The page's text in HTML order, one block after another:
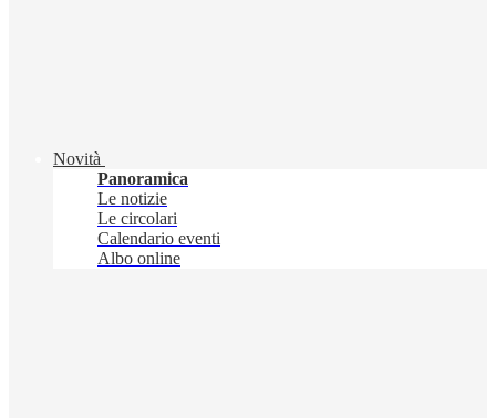
Novità
Panoramica
Le notizie
Le circolari
Calendario eventi
Albo online